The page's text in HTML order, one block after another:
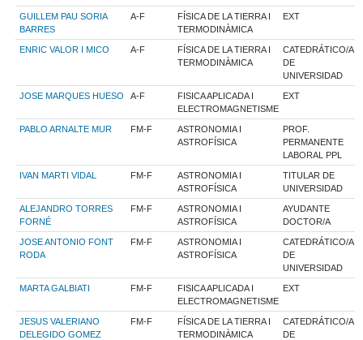
GUILLEM PAU SORIA
BARRES
A-F
FÍSICA DE LA TIERRA I
TERMODINÀMICA
EXT
ENRIC VALOR I MICO A-F
FÍSICA DE LA TIERRA I
TERMODINÀMICA
CATEDRÁTICO/A
DE
UNIVERSIDAD
JOSE MARQUES HUESO A-F
FISICA APLICADA I
ELECTROMAGNETISME
EXT
PABLO ARNALTE MUR FM-F
ASTRONOMIA I
ASTROFÍSICA
PROF.
PERMANENTE
LABORAL PPL
IVAN MARTI VIDAL FM-F
ASTRONOMIA I
ASTROFÍSICA
TITULAR DE
UNIVERSIDAD
ALEJANDRO TORRES
FORNÉ
FM-F
ASTRONOMIA I
ASTROFÍSICA
AYUDANTE
DOCTOR/A
JOSE ANTONIO FONT
RODA
FM-F
ASTRONOMIA I
ASTROFÍSICA
CATEDRÁTICO/A
DE
UNIVERSIDAD
MARTA GALBIATI FM-F
FISICA APLICADA I
ELECTROMAGNETISME
EXT
JESUS VALERIANO
DELEGIDO GOMEZ
FM-F
FÍSICA DE LA TIERRA I
TERMODINÀMICA
CATEDRÁTICO/A
DE